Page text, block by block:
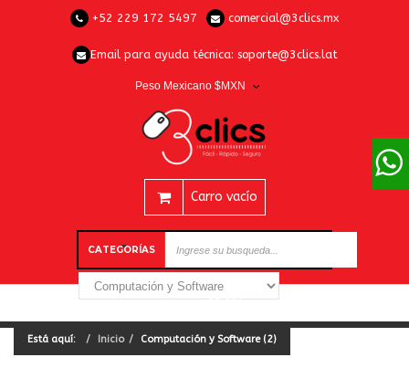
+52 229 172 5497 comercial@3clics.mx
Email para ayuda técnica: soporte@3clics.lat
Peso Mexicano $MXN
Carro vacío
CATEGORÍAS
Está aquí: Inicio Computación y Software (2)